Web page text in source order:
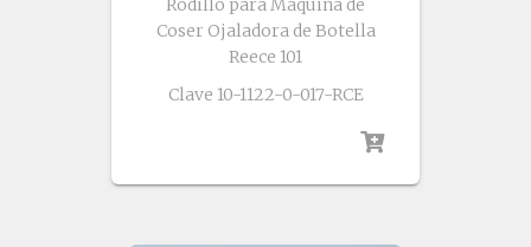
Rodillo para Máquina de
Coser Ojaladora de Botella
Reece 101
Clave 10-1122-0-017-RCE